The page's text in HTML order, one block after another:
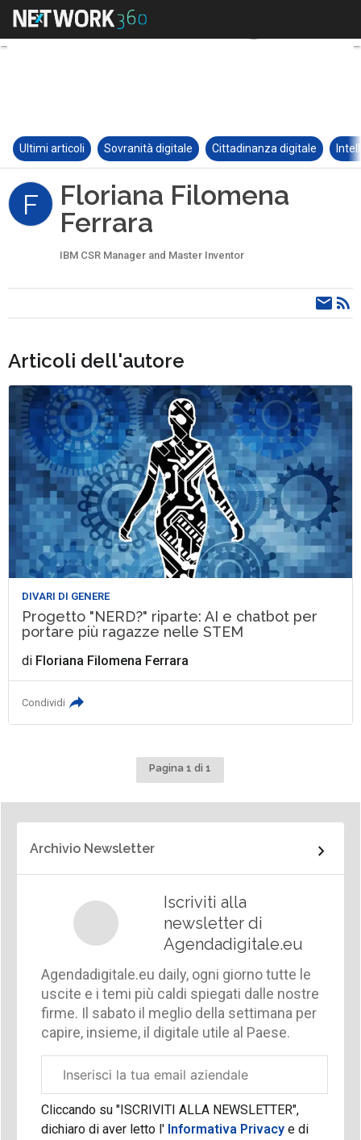
Ultimi articoli Sovranità digitale Cittadinanza digitale
F
Floriana Filomena
Ferrara
IBM CSR Manager and Master Inventor
Articoli dell'autore
DIVARI DI GENERE
Progetto "NERD?" riparte: AI e chatbot per
portare più ragazze nelle STEM
di Floriana Filomena Ferrara
Condividi
Pagina 1 di 1
Archivio Newsletter
Iscriviti alla
newsletter di
Agendadigitale.eu
Agendadigitale.eu daily, ogni giorno tutte le
uscite e i temi più caldi spiegati dalle nostre
firme. Il sabato il meglio della settimana per
capire, insieme, il digitale utile al Paese.
aziendale
Cliccando su "ISCRIVITI ALLA NEWSLETTER",
dichiaro di aver letto l'Informativa Privacy e di